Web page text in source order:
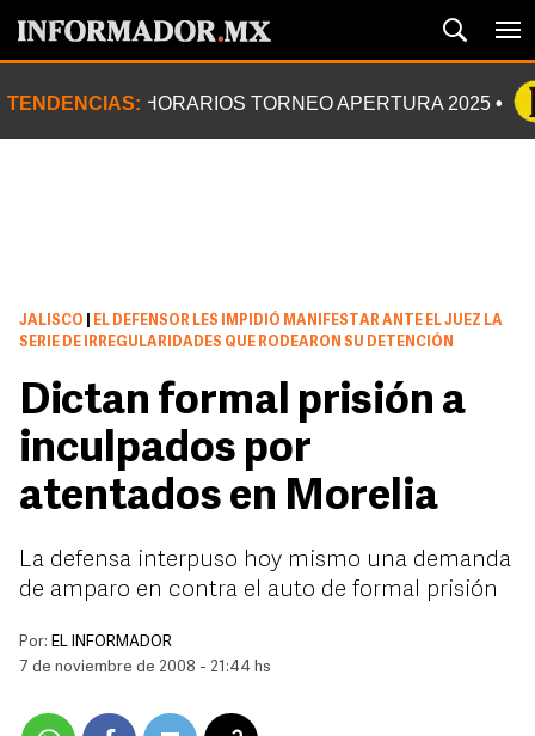
TENDENCIAS: HORARIOS TORNEO APERTURA 2025
JALISCO
EL DEFENSOR LES IMPIDIÓ MANIFESTAR ANTE EL JUEZ LA
SERIE DE IRREGULARIDADES QUE RODEARON SU DETENCIÓN
Dictan formal prisión a
inculpados por
atentados en Morelia
La defensa interpuso hoy mismo una demanda
de amparo en contra el auto de formal prisión
Por: EL INFORMADOR
7 de noviembre de 2008 - 21:44 hs